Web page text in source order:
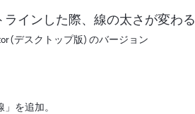
インした際、線の太さが変わる
(デスクトップ版) のバージョン
を追加。